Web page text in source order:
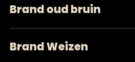
Brand oud bruin
Brand Weizen